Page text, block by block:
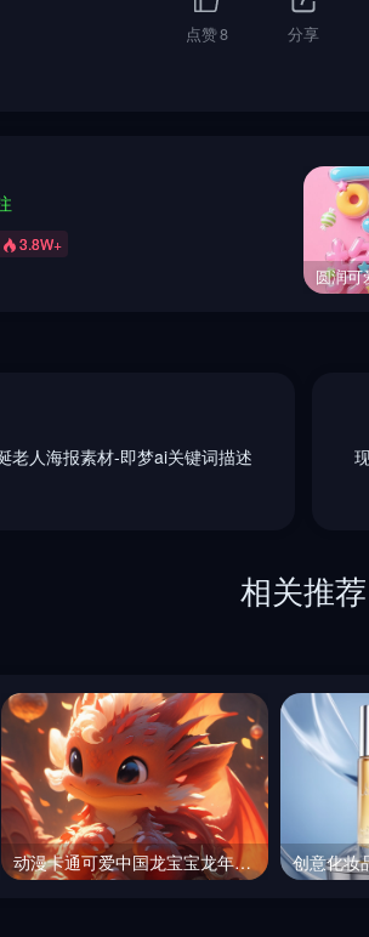
点赞8 分享
3.8W+
老人海报素材-即梦ai关键词描述
相关推荐
动漫卡通可爱中国龙宝宝龙年富贵龙形象Midjourney咒语